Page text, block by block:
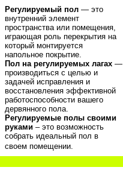
Регулируемый пол — это
внутренний элемент
пространства или помещения,
играющая роль перекрытия на
который монтируется
напольное покрытие.
Пол на регулируемых лагах —
производиться с целью и
задачей исправления и
восстановления эффективной
работоспособности вашего
дервянного пола.
Регулируемые полы своими
руками – это возможность
собрать идеальный пол в
своем помещении.